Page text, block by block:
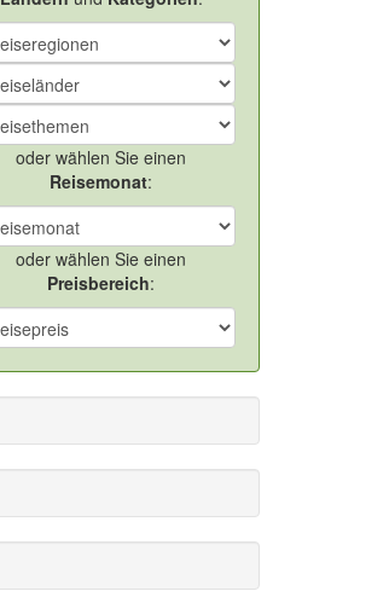
oder wählen Sie einen
Reisemonat:
oder wählen Sie einen
Preisbereich: